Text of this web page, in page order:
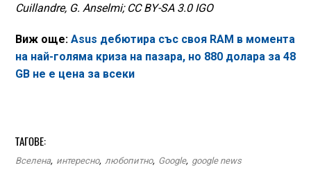
Cuillandre, G. Anselmi; CC BY-SA 3.0 IGO
Виж още: Asus дебютира със своя RAM в момента
на най-голяма криза на пазара, но 880 долара за 48
GB не е цена за всеки
ТАГОВЕ:
Вселена, интересно, любопитно, Google, google news